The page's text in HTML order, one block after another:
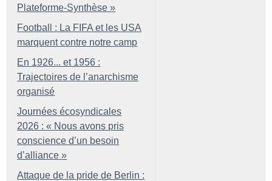
Plateforme-Synthèse »
Football : La FIFA et les USA
marquent contre notre camp
En 1926... et 1956 :
Trajectoires de l’anarchisme
organisé
Journées écosyndicales
2026 : « Nous avons pris
conscience d’un besoin
d’alliance »
Attaque de la pride de Berlin :